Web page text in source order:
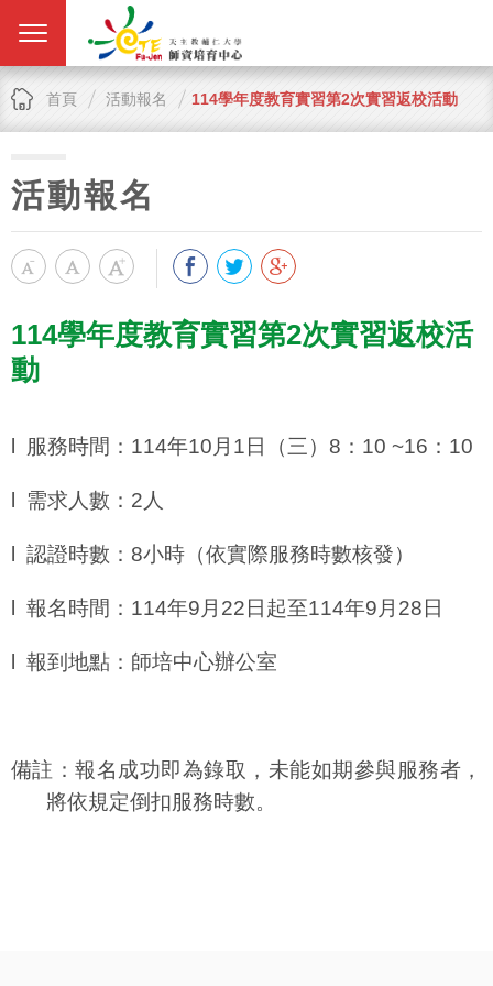
首頁 活動報名 114學年度教育實習第2次實習返校活動
活動報名
114學年度教育實習第2次實習返校活
動
服務時間： 114年10 月 1 日（三） 8 ： 10 ~16 ： 10
需求人數： 2 人
認證時數： 8小時 （依實際服務時數核發）
報名時間： 114年9 月 22 日起至114年9 月 28 日
報到地點：師培中心辦公室
備註：報名成功即為錄取，未能如期參與服務者，
將依規定倒扣服務時數。